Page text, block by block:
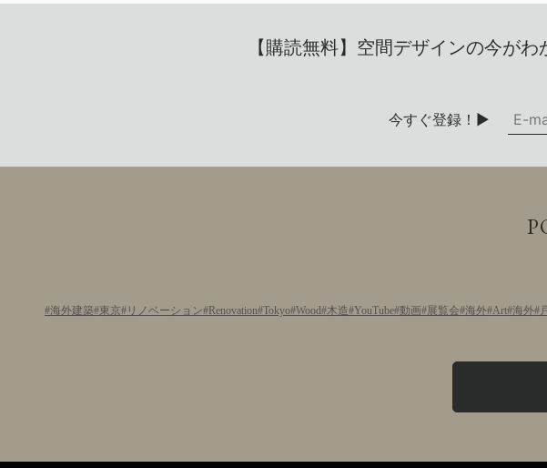
【購読無料】空間デザインの今が
今すぐ登録！▶
海外建築 東京 リノベーション Renovation Tokyo Wood 木造 YouTube 動画 展覧会 海外 Art 海外